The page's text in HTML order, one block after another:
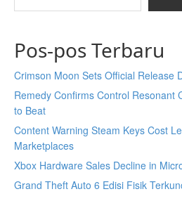
Pos-pos Terbaru
Crimson Moon Sets Official Release
Remedy Confirms Control Resonant
to Beat
Content Warning Steam Keys Cost
Marketplaces
Xbox Hardware Sales Decline in
Grand Theft Auto 6 Edisi Fisik